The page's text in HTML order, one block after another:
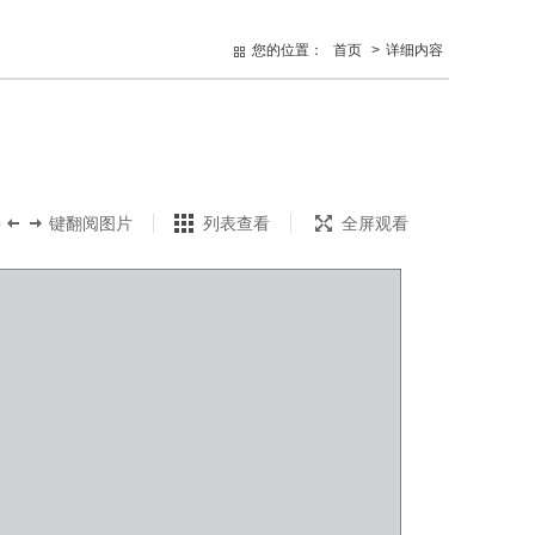
您的位置： 首页 > 详细内容
键翻阅图片 列表查看 全屏观看